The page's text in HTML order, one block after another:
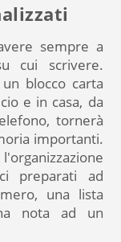
sempre a
cui scrivere.
blocco carta
e in casa, da
tornerà
importanti.
preparati ad
una lista
nota ad un